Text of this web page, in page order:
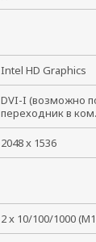
Intel HD Graphics
DVI-I (возможно
переходник в
2048 x 1536
2 x 10/100/1000